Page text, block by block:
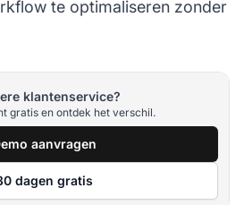
te optimaliseren zonder
klantenservice?
gratis en ontdek het verschil.
aanvragen
dagen gratis